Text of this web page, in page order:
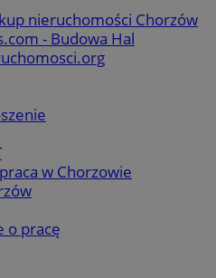
nieruchomości Chorzów
- Budowa Hal
w Chorzowie
o pracę